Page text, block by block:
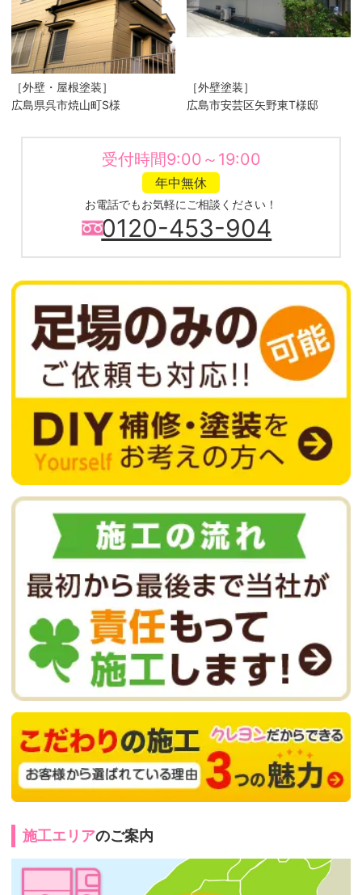
［外壁・屋根塗装］
広島県呉市焼山町S様
［外壁塗装］
広島市安芸区矢野東T様邸
受付時間9:00～19:00
年中無休
お電話でもお気軽にご相談ください！
0120-453-904
施工エリアのご案内